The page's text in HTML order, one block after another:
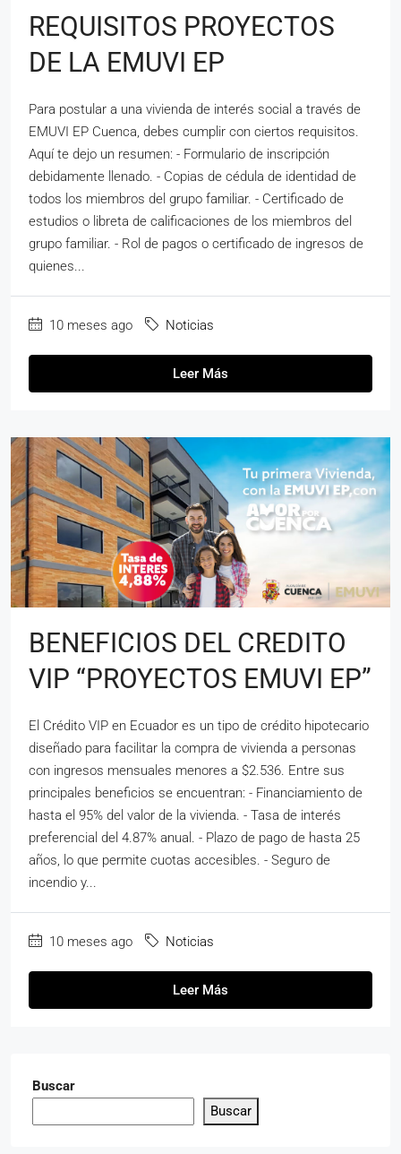
REQUISITOS PROYECTOS
DE LA EMUVI EP
Para postular a una vivienda de interés social a través de
EMUVI EP Cuenca, debes cumplir con ciertos requisitos.
Aquí te dejo un resumen: - Formulario de inscripción
debidamente llenado. - Copias de cédula de identidad de
todos los miembros del grupo familiar. - Certificado de
estudios o libreta de calificaciones de los miembros del
grupo familiar. - Rol de pagos o certificado de ingresos de
quienes...
10 meses ago Noticias
Leer Más
BENEFICIOS DEL CREDITO
VIP “PROYECTOS EMUVI EP”
El Crédito VIP en Ecuador es un tipo de crédito hipotecario
diseñado para facilitar la compra de vivienda a personas
con ingresos mensuales menores a $2.536. Entre sus
principales beneficios se encuentran: - Financiamiento de
hasta el 95% del valor de la vivienda. - Tasa de interés
preferencial del 4.87% anual. - Plazo de pago de hasta 25
años, lo que permite cuotas accesibles. - Seguro de
incendio y...
10 meses ago Noticias
Leer Más
Buscar
Buscar